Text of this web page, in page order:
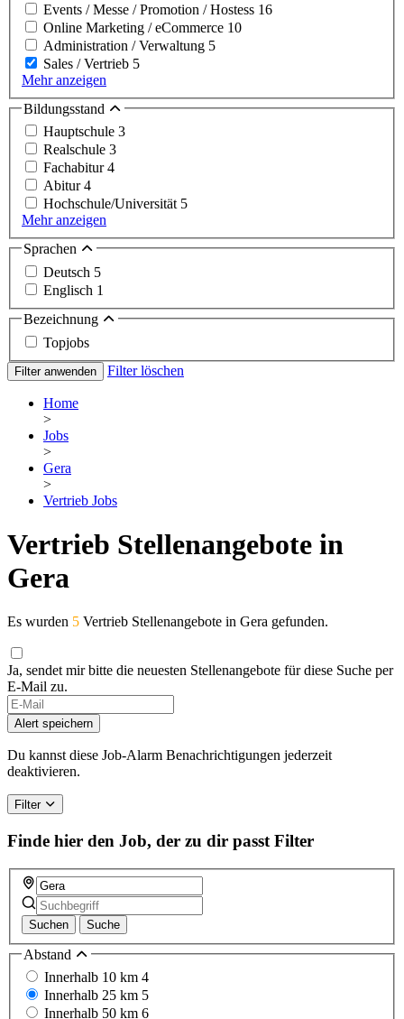
Events / Messe / Promotion / Hostess 16
Online Marketing / eCommerce 10
Administration / Verwaltung 5
Sales / Vertrieb 5
Mehr anzeigen
Bildungsstand
Hauptschule 3
Realschule 3
Fachabitur4
Abitur4
Hochschule/Universität 5
Mehr anzeigen
Sprachen
Deutsch 5
Englisch 1
Bezeichnung
Topjobs
Filter anwenden Filter löschen
Home
>
Jobs
>
Gera
>
Vertrieb Jobs
Vertrieb Stellenangebote in
Gera
Es wurden 5 Vertrieb Stellenangebote in Gera gefunden.
Ja, sendet mir bitte die neuesten Stellenangebote für diese Suche per
E-Mail zu.
If
you
are
a
human,
this
field
Alert speichern
Du kannst diese Job-Alarm Benachrichtigungen jederzeit
deaktivieren.
Filter
Finde hier den Job, der zu dir passt Filter
Suchen Suche
Abstand
Innerhalb 10 km 4
Innerhalb 25 km 5
Innerhalb 50 km 6